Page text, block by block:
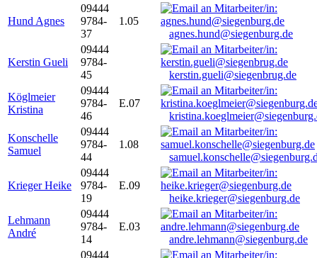
Hund Agnes
09444
9784-
37
1.05
agnes.hund@siegenburg.de
Kerstin Gueli
09444
9784-
45
kerstin.gueli@siegenbrug.de
Köglmeier
Kristina
09444
9784-
46
E.07
Konschelle
Samuel
09444
9784-
44
1.08
Krieger Heike
09444
9784-
19
E.09
heike.krieger@siegenburg.de
Lehmann
André
09444
9784-
14
E.03
andre.lehmann@siegenburg.de
09444